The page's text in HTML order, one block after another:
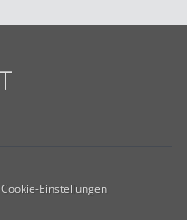
Cookie-Einstellungen